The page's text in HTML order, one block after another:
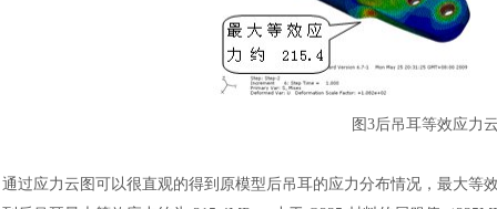
图 3后吊耳等效应力
通过应力云图可以很直观的得到原模型后吊耳的应力分布情况，最大